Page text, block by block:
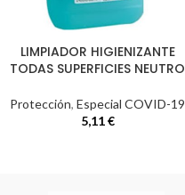
LIMPIADOR HIGIENIZANTE
TODAS SUPERFICIES NEUTRO
Protección, Especial COVID-19
5,11€